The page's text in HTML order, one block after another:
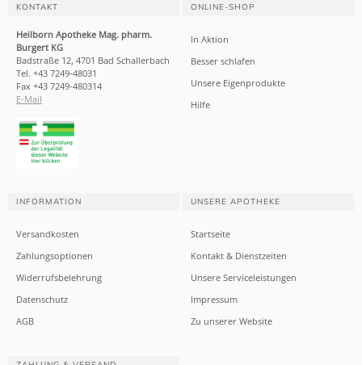
KONTAKT
Heilborn Apotheke Mag. pharm.
Burgert KG
Badstraße 12, 4701 Bad Schallerbach
Tel. +43 7249-48031
Fax +43 7249-480314
E-Mail
ONLINE-SHOP
In Aktion
Besser schlafen
Unsere Eigenprodukte
Hilfe
INFORMATION
Versandkosten
Zahlungsoptionen
Widerrufsbelehrung
Datenschutz
AGB
UNSERE APOTHEKE
Startseite
Kontakt & Dienstzeiten
Unsere Serviceleistungen
Impressum
Zu unserer Website